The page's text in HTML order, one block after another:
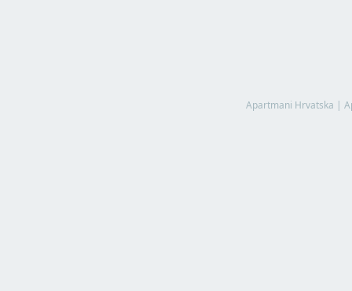
Apartmani Hrvatska |